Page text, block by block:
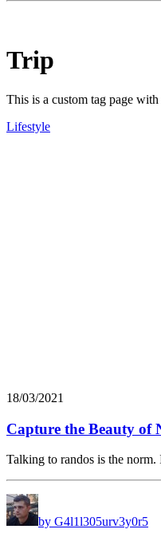
Trip
This is a custom tag page
Lifestyle
18/03/2021
Capture the Beauty of
Talking to randos is the
by G4l1l305urv3y0r5